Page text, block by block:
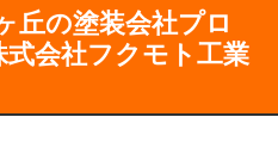
丘の塗装会社プロ
会社フクモト工業